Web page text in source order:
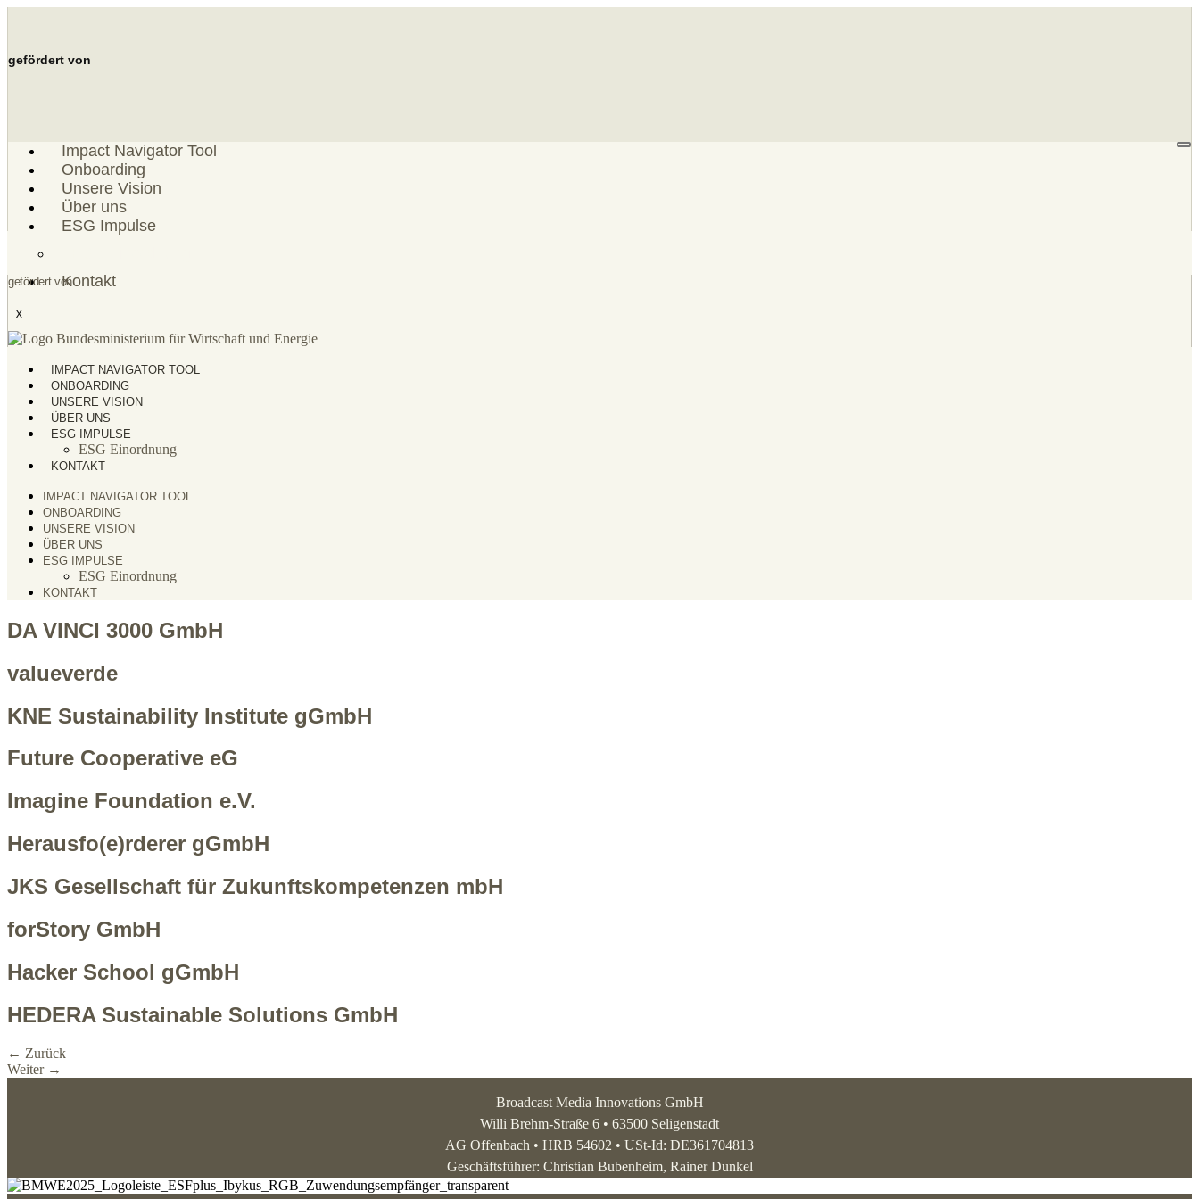
gefördert von
Impact Navigator Tool
Onboarding
Unsere Vision
Über uns
ESG Impulse
Kontakt
X
gefördert von
IMPACT NAVIGATOR TOOL
ONBOARDING
UNSERE VISION
ÜBER UNS
ESG IMPULSE
ESG Einordnung
KONTAKT
IMPACT NAVIGATOR TOOL
ONBOARDING
UNSERE VISION
ÜBER UNS
ESG IMPULSE
ESG Einordnung
KONTAKT
DA VINCI 3000 GmbH
valueverde
KNE Sustainability Institute gGmbH
Future Cooperative eG
Imagine Foundation e.V.
Herausfo(e)rderer gGmbH
JKS Gesellschaft für Zukunftskompetenzen mbH
forStory GmbH
Hacker School gGmbH
HEDERA Sustainable Solutions GmbH
← Zurück
Weiter →
Broadcast Media Innovations GmbH
Willi Brehm-Straße 6 • 63500 Seligenstadt
AG Offenbach • HRB 54602 • USt-Id: DE361704813
Geschäftsführer: Christian Bubenheim, Rainer Dunkel